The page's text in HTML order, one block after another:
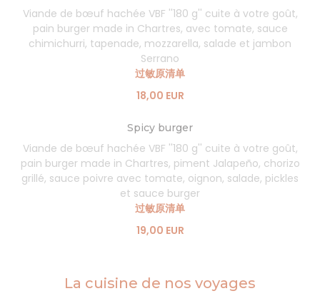
Viande de bœuf hachée VBF ''180 g'' cuite à votre goût,
pain burger made in Chartres, avec tomate, sauce
chimichurri, tapenade, mozzarella, salade et jambon
Serrano
过敏原清单
18,00 EUR
Spicy burger
Viande de bœuf hachée VBF ''180 g'' cuite à votre goût,
pain burger made in Chartres, piment Jalapeño, chorizo
grillé, sauce poivre avec tomate, oignon, salade, pickles
et sauce burger
过敏原清单
19,00 EUR
La cuisine de nos voyages